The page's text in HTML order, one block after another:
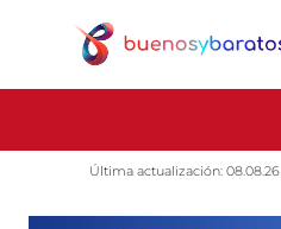
Última actualización: 08.08.26